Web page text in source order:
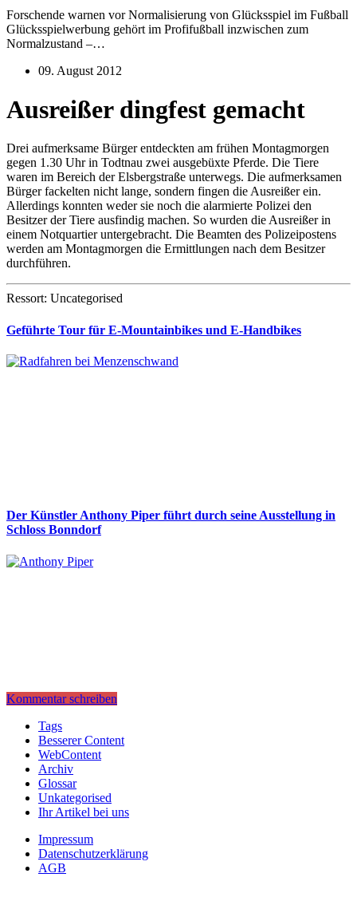
Forschende warnen vor Normalisierung von Glücksspiel im Fußball
Glücksspielwerbung gehört im Profifußball inzwischen zum
Normalzustand –…
09. August 2012
Ausreißer dingfest gemacht
Drei aufmerksame Bürger entdeckten am frühen Montagmorgen
gegen 1.30 Uhr in Todtnau zwei ausgebüxte Pferde. Die Tiere
waren im Bereich der Elsbergstraße unterwegs. Die aufmerksamen
Bürger fackelten nicht lange, sondern fingen die Ausreißer ein.
Allerdings konnten weder sie noch die alarmierte Polizei den
Besitzer der Tiere ausfindig machen. So wurden die Ausreißer in
einem Notquartier untergebracht. Die Beamten des Polizeipostens
werden am Montagmorgen die Ermittlungen nach dem Besitzer
durchführen.
Ressort: Uncategorised
Geführte Tour für E-Mountainbikes und E-Handbikes
Der Künstler Anthony Piper führt durch seine Ausstellung in
Schloss Bonndorf
Kommentar schreiben
Tags
Besserer Content
WebContent
Archiv
Glossar
Unkategorised
Ihr Artikel bei uns
Impressum
Datenschutzerklärung
AGB